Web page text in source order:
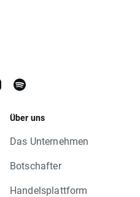
Über uns
Das Unternehmen
Botschafter
Handelsplattform